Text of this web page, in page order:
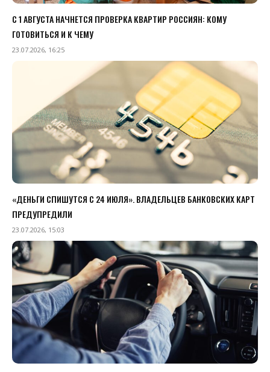
С 1 АВГУСТА НАЧНЕТСЯ ПРОВЕРКА КВАРТИР РОССИЯН: КОМУ
ГОТОВИТЬСЯ И К ЧЕМУ
23.07.2026, 16:25
«ДЕНЬГИ СПИШУТСЯ С 24 ИЮЛЯ». ВЛАДЕЛЬЦЕВ БАНКОВСКИХ КАРТ
ПРЕДУПРЕДИЛИ
23.07.2026, 15:03